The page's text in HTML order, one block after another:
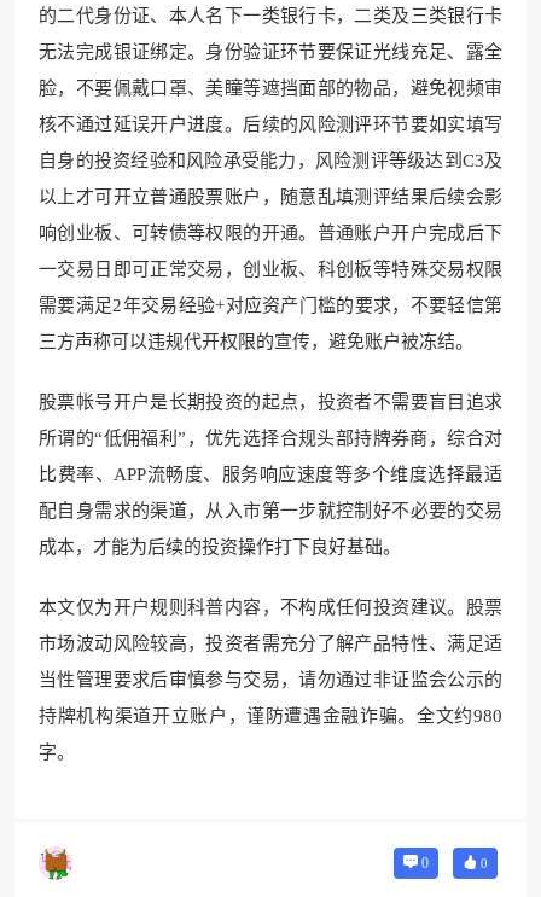
的二代身份证、本人名下一类银行卡，二类及三类银行卡
无法完成银证绑定。身份验证环节要保证光线充足、露全
脸，不要佩戴口罩、美瞳等遮挡面部的物品，避免视频审
核不通过延误开户进度。后续的风险测评环节要如实填写
自身的投资经验和风险承受能力，风险测评等级达到C3及
以上才可开立普通股票账户，随意乱填测评结果后续会影
响创业板、可转债等权限的开通。普通账户开户完成后下
一交易日即可正常交易，创业板、科创板等特殊交易权限
需要满足2年交易经验+对应资产门槛的要求，不要轻信第
三方声称可以违规代开权限的宣传，避免账户被冻结。
股票帐号开户是长期投资的起点，投资者不需要盲目追求
所谓的“低佣福利”，优先选择合规头部持牌券商，综合对
比费率、APP流畅度、服务响应速度等多个维度选择最适
配自身需求的渠道，从入市第一步就控制好不必要的交易
成本，才能为后续的投资操作打下良好基础。
本文仅为开户规则科普内容，不构成任何投资建议。股票
市场波动风险较高，投资者需充分了解产品特性、满足适
当性管理要求后审慎参与交易，请勿通过非证监会公示的
持牌机构渠道开立账户，谨防遭遇金融诈骗。全文约980
字。
0 0